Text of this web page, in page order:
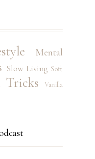
Mental
Slow Living Soft
Vanilla